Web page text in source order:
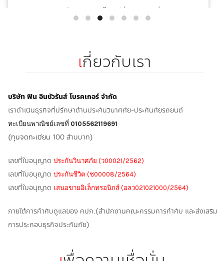
เกี่ยวกับเรา
บริษัท ฟิน อินชัวรันส์ โบรคเกอร์ จำกัด
เราดำเนินธุรกิจที่ปรึกษาด้านประกันวินาศภัย-ประกันภัยรถยนต์
ทะเบียนพาณิชย์เลขที่ 0105562119691
(ทุนจดทะเบียน 100 ล้านบาท)
เลขที่ใบอนุญาต ประกันวินาศภัย (ว00021/2562)
เลขที่ใบอนุญาต ประกันชีวิต (ช00008/2564)
เลขที่ใบอนุญาต เสนอขายอิเล็กทรอนิกส์ (อลว021021000/2564)
ภายใต้การกำกับดูแลของ คปภ.(สำนักงานคณะกรรมการกำกับ และส่งเสริม
การประกอบธุรกิจประกันภัย)